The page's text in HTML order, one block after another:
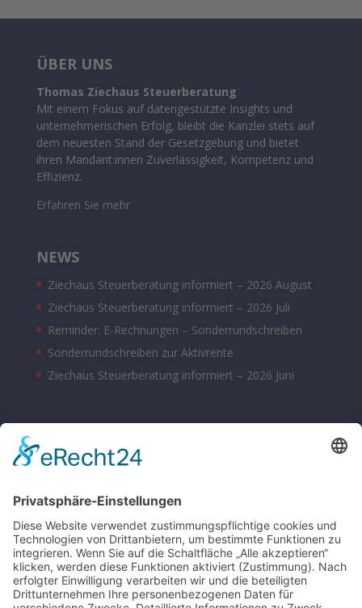
ÜBER UNS
Thomas Ziechaus Steuerberatung
Mit einem Fokus auf datengestützte Insights und
unternehmerischen Erfolg, bleibt die Kanzlei stets auf
dem neuesten Stand der Gesetzgebung und bietet
ihren Mandant:innen Zuverlässigkeit, Kompetenz und
Effizienz.
Erfahren Sie mehr
NEWS
Ziechaus Steuerberatung informiert – 2026 August
Ziechaus Steuerberatung informiert – 2026 Juli
Reminder: E-Rechnungen – Sonderrundschreiben
Sonderrundschreiben zur Aktivrente
Ziechaus Steuerberatung informiert – 2026 Juni
Montag – Donnerstag 08:00 – 17:00 Uhr
Samstag nach Vereinbarung
Parkplätze sind hinter dem Bürohaus vorhanden.
SONSTIGE
Kontakt